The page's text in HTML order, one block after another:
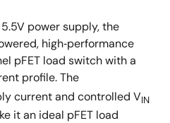
power supply, the
high‑performance
pFET load switch with a
profile. The
current and controlled VIN
it an ideal pFET load